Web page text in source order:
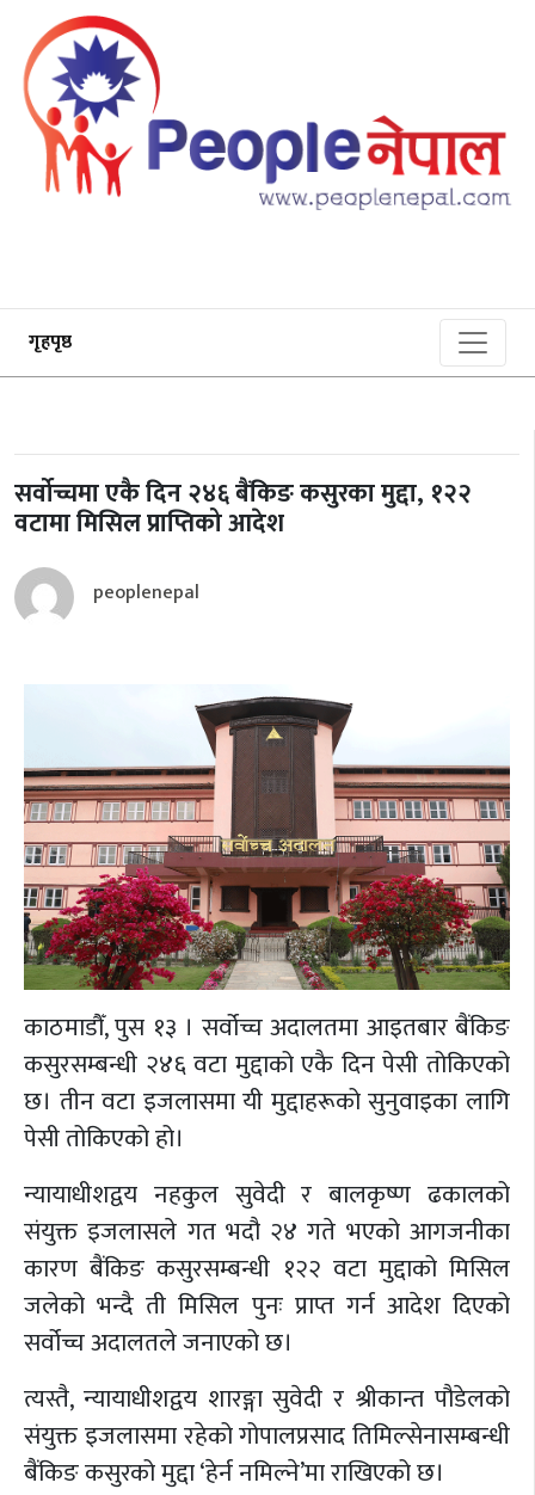
गृहपृष्ठ
सर्वोच्चमा एकै दिन २४६ बैंकिङ कसुरका मुद्दा, १२२
वटामा मिसिल प्राप्तिको आदेश
peoplenepal
काठमाडौँ, पुस १३ । सर्वोच्च अदालतमा आइतबार बैंकिङ
कसुरसम्बन्धी २४६ वटा मुद्दाको एकै दिन पेसी तोकिएको
छ। तीन वटा इजलासमा यी मुद्दाहरूको सुनुवाइका लागि
पेसी तोकिएको हो।
न्यायाधीशद्वय नहकुल सुवेदी र बालकृष्ण ढकालको
संयुक्त इजलासले गत भदौ २४ गते भएको आगजनीका
कारण बैंकिङ कसुरसम्बन्धी १२२ वटा मुद्दाको मिसिल
जलेको भन्दै ती मिसिल पुनः प्राप्त गर्न आदेश दिएको
सर्वोच्च अदालतले जनाएको छ।
त्यस्तै, न्यायाधीशद्वय शारङ्गा सुवेदी र श्रीकान्त पौडेलको
संयुक्त इजलासमा रहेको गोपालप्रसाद तिमिल्सेनासम्बन्धी
बैंकिङ कसुरको मुद्दा ‘हेर्न नमिल्ने’मा राखिएको छ।